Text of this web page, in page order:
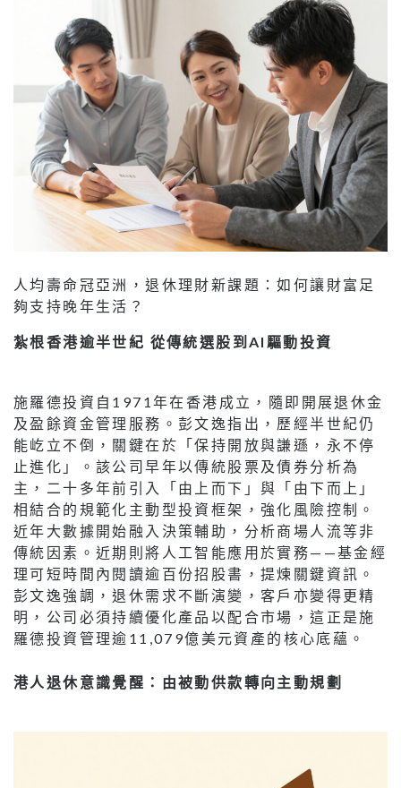
人均壽命冠亞洲，退休理財新課題：如何讓財富足
夠支持晚年生活？
紮根香港逾半世紀 從傳統選股到AI驅動投資
施羅德投資自1971年在香港成立，隨即開展退休金
及盈餘資金管理服務。彭文逸指出，歷經半世紀仍
能屹立不倒，關鍵在於「保持開放與謙遜，永不停
止進化」。該公司早年以傳統股票及債券分析為
主，二十多年前引入「由上而下」與「由下而上」
相結合的規範化主動型投資框架，強化風險控制。
近年大數據開始融入決策輔助，分析商場人流等非
傳統因素。近期則將人工智能應用於實務——基金經
理可短時間內閱讀逾百份招股書，提煉關鍵資訊。
彭文逸強調，退休需求不斷演變，客戶亦變得更精
明，公司必須持續優化產品以配合市場，這正是施
羅德投資管理逾11,079億美元資產的核心底蘊。
港人退休意識覺醒：由被動供款轉向主動規劃